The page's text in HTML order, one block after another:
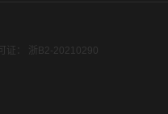
证： 浙B2-20210290